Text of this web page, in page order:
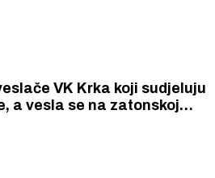
VK Krka koji sudjeluju
a vesla se na zatonskoj